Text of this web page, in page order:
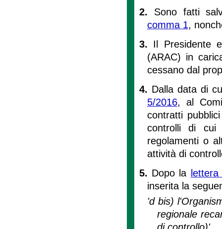
2. Sono fatti
comma 1,
3. Il Presidente
(ARAC) in
cessano dal
4. Dalla data di
5/2016, al
contratti
controlli di cui
regolamenti o
attività di
5. Dopo la
inserita la
'd bis)
regionale